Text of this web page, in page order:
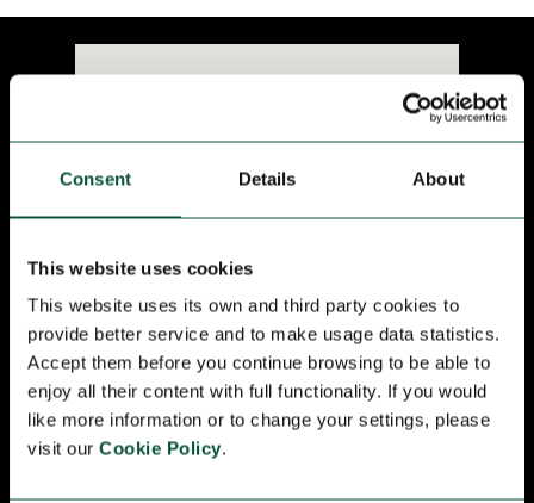
Consent Details About
This website uses cookies
This website uses its own and third party cookies to
provide better service and to make usage data statistics.
Accept them before you continue browsing to be able to
enjoy all their content with full functionality. If you would
like more information or to change your settings, please
visit our Cookie Policy.
Passatge de la Banca, 7 (La Rambla)
08002 Barcelona - Spain
VER EN GOOGLE MAPS